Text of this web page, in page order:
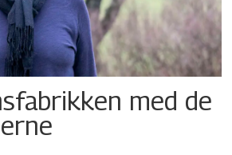
med de